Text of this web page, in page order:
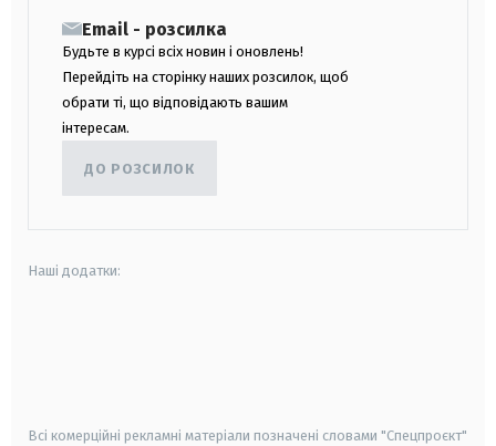
Email - розсилка
Будьте в курсі всіх новин і оновлень!
Перейдіть на сторінку наших розсилок, щоб
обрати ті, що відповідають вашим
інтересам.
ДО РОЗСИЛОК
Наші додатки:
Всі комерційні рекламні матеріали позначені словами "Спецпроєкт"